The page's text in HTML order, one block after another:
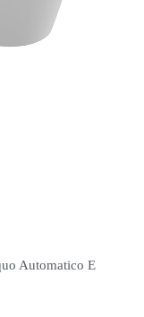
Automatico E